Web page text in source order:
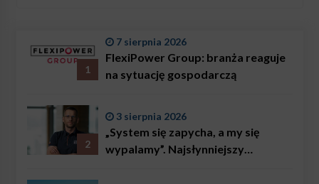
1
7 sierpnia 2026
FlexiPower Group: branża reaguje
na sytuację gospodarczą
2
3 sierpnia 2026
„System się zapycha, a my się
wypalamy”. Najsłynniejszy